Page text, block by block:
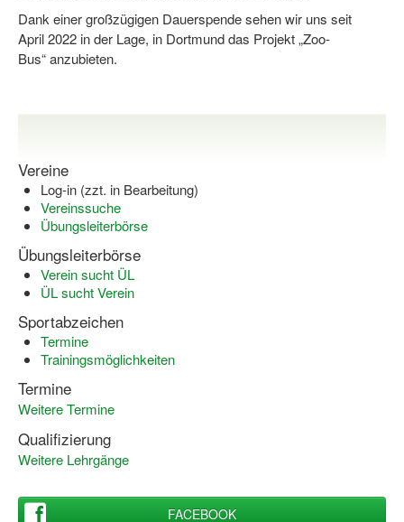
Wassergymnastik / Aqua-Step
Vorstand Sportjugend
Vereinsentwicklung – Zeig dein Profil
Ferienfreizeiten
Sporthelferforum
Kinder- und Jugendqualifizierung
Kinderschutz im Sport
Dank einer großzügigen Dauerspende sehen wir uns seit
April 2022 in der Lage, in Dortmund das Projekt „Zoo-
Bus“ anzubieten.
Vereine
Log-in (zzt. in Bearbeitung)
Vereinssuche
Übungsleiterbörse
Übungsleiterbörse
Verein sucht ÜL
ÜL sucht Verein
Sportabzeichen
Termine
Trainingsmöglichkeiten
Termine
Weitere Termine
Qualifizierung
Weitere Lehrgänge
FACEBOOK